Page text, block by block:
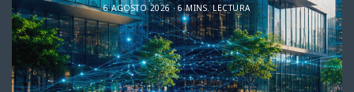
6 AGOSTO 2026 6 MINS. LECTURA